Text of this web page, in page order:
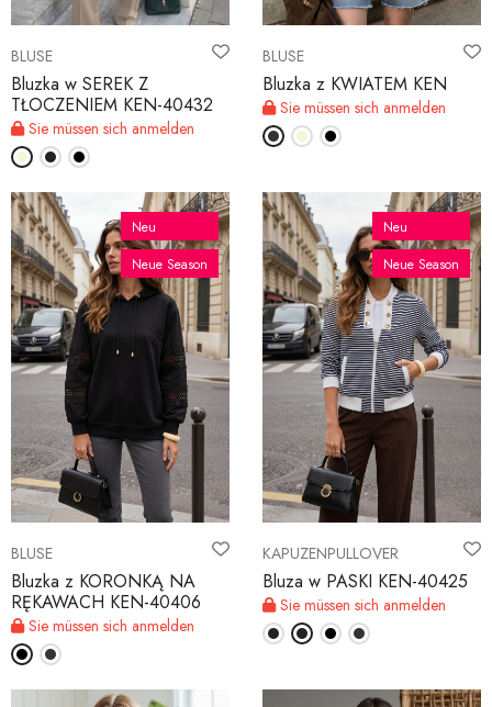
BLUSE
Bluzka w SEREK Z
TŁOCZENIEM KEN-40432
Sie müssen sich anmelden
BLUSE
Bluzka z KWIATEM KEN
Sie müssen sich anmelden
BLUSE
Bluzka z KORONKĄ NA
RĘKAWACH KEN-40406
Sie müssen sich anmelden
Neu
Neue Season
KAPUZENPULLOVER
Bluza w PASKI KEN-40425
Sie müssen sich anmelden
Neu
Neue Season